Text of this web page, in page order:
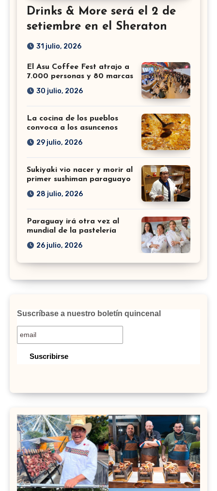
Drinks & More será el 2 de
setiembre en el Sheraton
31 julio, 2026
El Asu Coffee Fest atrajo a
7.000 personas y 80 marcas
30 julio, 2026
La cocina de los pueblos
convoca a los asuncenos
29 julio, 2026
Sukiyaki vio nacer y morir al
primer sushiman paraguayo
28 julio, 2026
Paraguay irá otra vez al
mundial de la pastelería
26 julio, 2026
Suscríbase a nuestro boletín quincenal